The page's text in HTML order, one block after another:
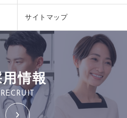
サイトマップ
用情報
RECRUIT